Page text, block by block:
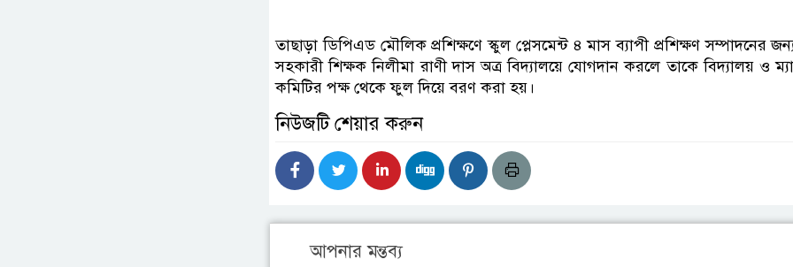
তাছাড়া ডিপিএড মৌলিক প্রশিক্ষণে স্কুল প্লেসমেন্ট ৪ মাস ব্যাপী প্রশিক্ষণ সম্পাদনের
সহকারী শিক্ষক নিলীমা রাণী দাস অত্র বিদ্যালয়ে যোগদান করলে তাকে বিদ্যালয় ও
কমিটির পক্ষ থেকে ফুল দিয়ে বরণ করা হয়।
নিউজটি শেয়ার করুন
আপনার মন্তব্য